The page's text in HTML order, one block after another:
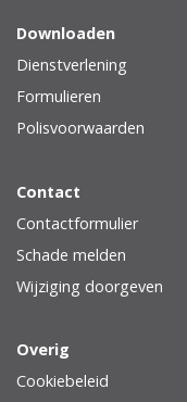
Downloaden
Dienstverlening
Formulieren
Polisvoorwaarden
Contact
Contactformulier
Schade melden
Wijziging doorgeven
Overig
Cookiebeleid